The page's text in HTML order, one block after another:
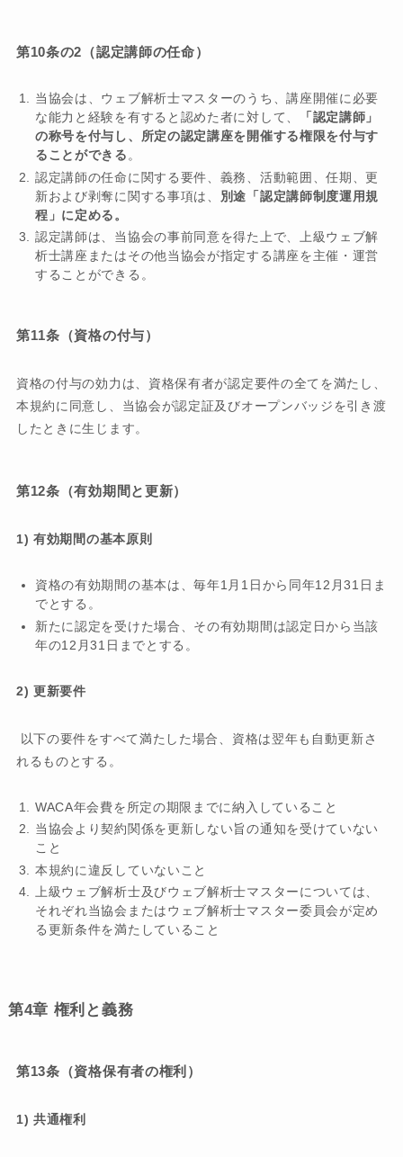
第10条の2（認定講師の任命）
当協会は、ウェブ解析士マスターのうち、講座開催に必要
な能力と経験を有すると認めた者に対して、
「認定講師」
の称号を付与し、所定の認定講座を開催する権限を付与す
ることができる 。
認定講師の任命に関する要件、義務、活動範囲、任期、更
新および剥奪に関する事項は、 別途「認定講師制度運用規
程」に定める。
認定講師は、当協会の事前同意を得た上で、上級ウェブ解
析士講座またはその他当協会が指定する講座を主催・運営
することができる。
第11条（資格の付与）
資格の付与の効力は、資格保有者が認定要件の全てを満たし、
本規約に同意し、当協会が認定証及びオープンバッジを引き渡
したときに生じます。
第12条（有効期間と更新）
1) 有効期間の基本原則
資格の有効期間の基本は、毎年1月1日から同年12月31日ま
でとする。
新たに認定を受けた場合、その有効期間は認定日から当該
年の12月31日までとする。
2) 更新要件
以下の要件をすべて満たした場合、資格は翌年も自動更新さ
れるものとする。
WACA年会費を所定の期限までに納入していること
当協会より契約関係を更新しない旨の通知を受けていない
こと
本規約に違反していないこと
上級ウェブ解析士及びウェブ解析士マスターについては、
それぞれ当協会またはウェブ解析士マスター委員会が定め
る更新条件を満たしていること
第4章 権利と義務
第13条（資格保有者の権利）
1) 共通権利